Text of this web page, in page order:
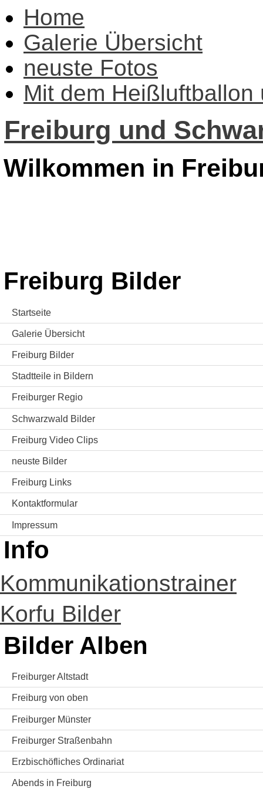
Home
Galerie Übersicht
neuste Fotos
Mit dem Heißluftballon
Freiburg und
Wilkommen in
Freiburg Bilder
Startseite
Galerie Übersicht
Freiburg Bilder
Stadtteile in Bildern
Freiburger Regio
Schwarzwald Bilder
Freiburg Video Clips
neuste Bilder
Freiburg Links
Kontaktformular
Impressum
Info
Kommunikationstrainer
Korfu Bilder
Bilder Alben
Freiburger Altstadt
Freiburg von oben
Freiburger Münster
Freiburger Straßenbahn
Erzbischöfliches Ordinariat
Abends in Freiburg